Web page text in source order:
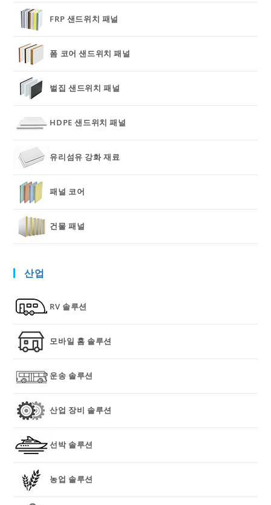
FRP 샌드위치 패널
폼 코어 샌드위치 패널
벌집 샌드위치 패널
HDPE 샌드위치 패널
유리섬유 강화 재료
패널 코어
건물 패널
산업
RV 솔루션
모바일 홈 솔루션
운송 솔루션
산업 장비 솔루션
선박 솔루션
농업 솔루션